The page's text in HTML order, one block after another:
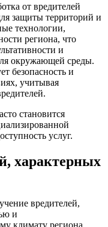
от вредителей
защиты территорий и
технологии,
региона, что
и
окружающей среды.
безопасность и
учитывая
становится
услуг.
характерных
вредителей,
и
климату региона.